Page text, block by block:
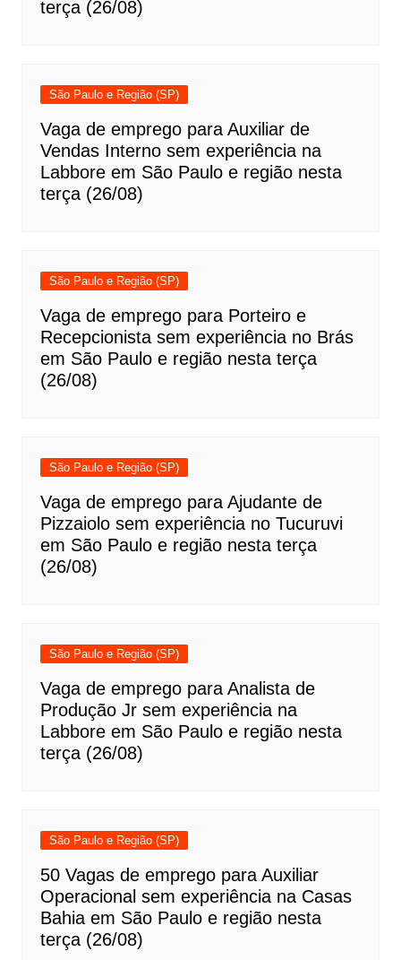
terça (26/08)
São Paulo e Região (SP)
Vaga de emprego para Auxiliar de
Vendas Interno sem experiência na
Labbore em São Paulo e região nesta
terça (26/08)
São Paulo e Região (SP)
Vaga de emprego para Porteiro e
Recepcionista sem experiência no Brás
em São Paulo e região nesta terça
(26/08)
São Paulo e Região (SP)
Vaga de emprego para Ajudante de
Pizzaiolo sem experiência no Tucuruvi
em São Paulo e região nesta terça
(26/08)
São Paulo e Região (SP)
Vaga de emprego para Analista de
Produção Jr sem experiência na
Labbore em São Paulo e região nesta
terça (26/08)
São Paulo e Região (SP)
50 Vagas de emprego para Auxiliar
Operacional sem experiência na Casas
Bahia em São Paulo e região nesta
terça (26/08)